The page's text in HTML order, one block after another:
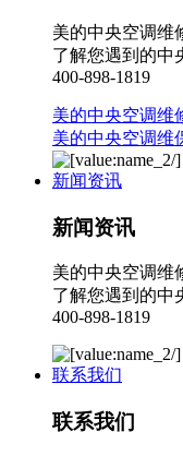
美的中央空调维
了解您遇到的中
400-898-1819
美的中央空调维
美的中央空调维
新闻资讯
新闻资讯
美的中央空调维
了解您遇到的中
400-898-1819
联系我们
联系我们